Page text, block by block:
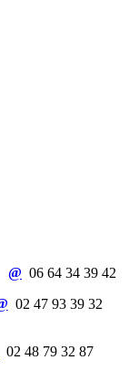
@ 06 64 34 39 42
02 47 93 39 32
02 48 79 32 87